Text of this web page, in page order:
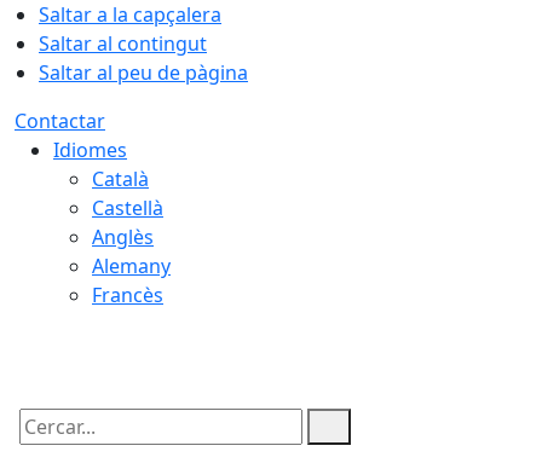
Saltar a la capçalera
Saltar al contingut
Saltar al peu de pàgina
Contactar
Idiomes
Català
Castellà
Anglès
Alemany
Francès
Cercar: